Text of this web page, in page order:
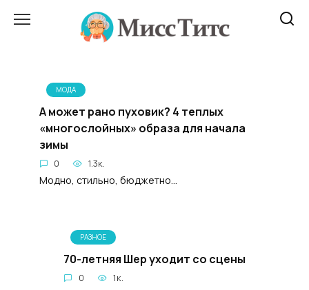
МОДА
А может рано пуховик? 4 теплых
«многослойных» образа для начала
зимы
0 1.3к.
Модно, стильно, бюджетно...
РАЗНОЕ
70-летняя Шер уходит со сцены
0 1к.